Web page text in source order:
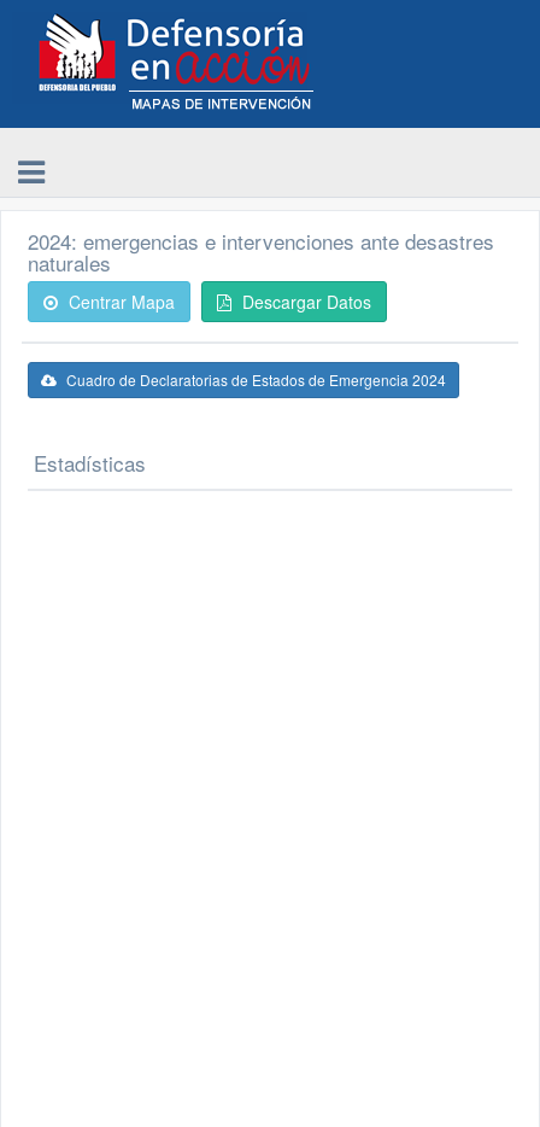
2024: emergencias e intervenciones ante desastres
naturales
Centrar Mapa Descargar Datos
Cuadro de Declaratorias de Estados de Emergencia 2024
Estadísticas